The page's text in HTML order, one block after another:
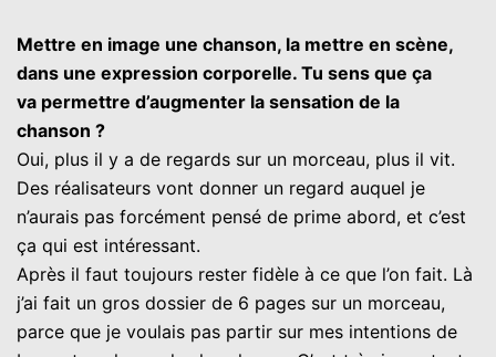
Mettre en image une chanson, la mettre en scène,
dans une expression corporelle. Tu sens que ça
va permettre d’augmenter la sensation de la
chanson ?
Oui, plus il y a de regards sur un morceau, plus il vit.
Des réalisateurs vont donner un regard auquel je
n’aurais pas forcément pensé de prime abord, et c’est
ça qui est intéressant.
Après il faut toujours rester fidèle à ce que l’on fait. Là
j’ai fait un gros dossier de 6 pages sur un morceau,
parce que je voulais pas partir sur mes intentions de